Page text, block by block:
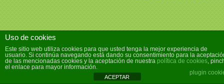
Uso de cookies
Este sitio web utiliza cookies para que usted tenga la mejor experiencia de
usuario. Si continúa navegando está dando su consentimiento para la
de las mencionadas cookies y la aceptación de nuestra política de cookies,
el enlace para mayor información.
plugin
ACEPTAR